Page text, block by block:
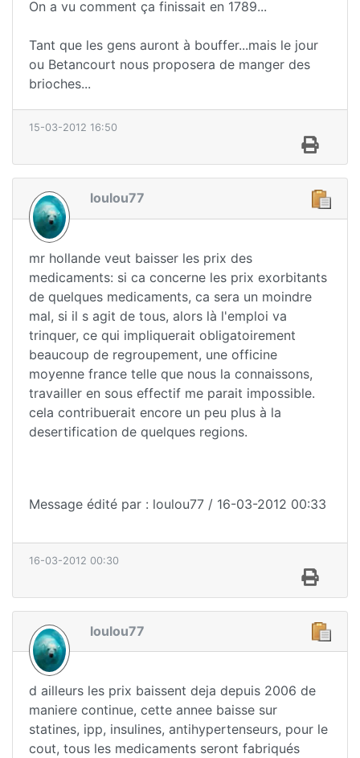
On a vu comment ça finissait en 1789...
Tant que les gens auront à bouffer...mais le jour
ou Betancourt nous proposera de manger des
brioches...
15-03-2012 16:50
loulou77
mr hollande veut baisser les prix des
medicaments: si ca concerne les prix exorbitants
de quelques medicaments, ca sera un moindre
mal, si il s agit de tous, alors là l'emploi va
trinquer, ce qui impliquerait obligatoirement
beaucoup de regroupement, une officine
moyenne france telle que nous la connaissons,
travailler en sous effectif me parait impossible.
cela contribuerait encore un peu plus à la
desertification de quelques regions.
Message édité par : loulou77 / 16-03-2012 00:33
16-03-2012 00:30
loulou77
d ailleurs les prix baissent deja depuis 2006 de
maniere continue, cette annee baisse sur
statines, ipp, insulines, antihypertenseurs, pour le
cout, tous les medicaments seront fabriqués